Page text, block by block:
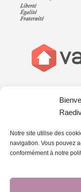
Notre site utilise des
navigation. Vous pouvez
conformément à notre